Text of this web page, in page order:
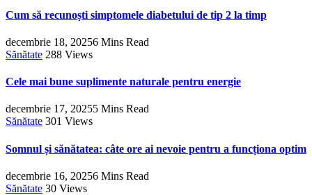
Cum să recunoști simptomele diabetului de tip 2 la timp
decembrie 18, 20256 Mins Read
Sănătate 288 Views
Cele mai bune suplimente naturale pentru energie
decembrie 17, 20255 Mins Read
Sănătate 301 Views
Somnul și sănătatea: câte ore ai nevoie pentru a funcționa optim
decembrie 16, 20256 Mins Read
Sănătate 30 Views